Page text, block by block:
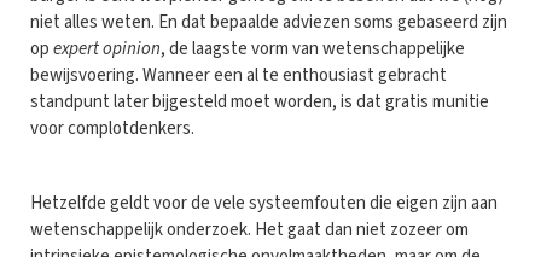
niet alles weten. En dat bepaalde adviezen soms gebaseerd zijn
opexpert opinion, de laagste vorm van wetenschappelijke
bewijsvoering. Wanneer een al te enthousiast gebracht
standpunt later bijgesteld moet worden, is dat gratis munitie
voor complotdenkers.
Hetzelfde geldt voor de vele systeemfouten die eigen zijn aan
wetenschappelijk onderzoek. Het gaat dan niet zozeer om